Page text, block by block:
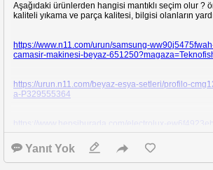
Aşağıdaki ürünlerden hangisi mantıklı seçim olur ?
kaliteli yıkama ve parça kalitesi, bilgisi olanların
https://www.n11.com/urun/samsung-
camasir-makinesi-beyaz-
https://urun.n11.com/beyaz-esya-setleri/profilo-
a-P329555364
camasir-makinesi-pm-HB00000CH43E
Yanıt Yok